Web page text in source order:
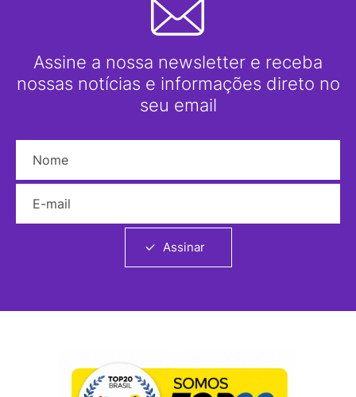
Assine a nossa newsletter e receba
nossas notícias e informações direto no
seu email
Assinar